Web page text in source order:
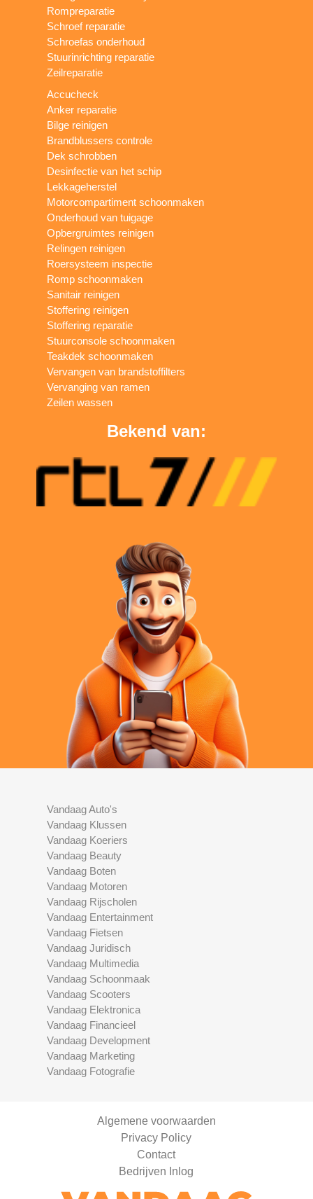
Rompreparatie
Schroef reparatie
Schroefas onderhoud
Stuurinrichting reparatie
Zeilreparatie
Accucheck
Anker reparatie
Bilge reinigen
Brandblussers controle
Dek schrobben
Desinfectie van het schip
Lekkageherstel
Motorcompartiment schoonmaken
Onderhoud van tuigage
Opbergruimtes reinigen
Relingen reinigen
Roersysteem inspectie
Romp schoonmaken
Sanitair reinigen
Stoffering reinigen
Stoffering reparatie
Stuurconsole schoonmaken
Teakdek schoonmaken
Vervangen van brandstoffilters
Vervanging van ramen
Zeilen wassen
Bekend van:
Vandaag Auto's
Vandaag Klussen
Vandaag Koeriers
Vandaag Beauty
Vandaag Boten
Vandaag Motoren
Vandaag Rijscholen
Vandaag Entertainment
Vandaag Fietsen
Vandaag Juridisch
Vandaag Multimedia
Vandaag Schoonmaak
Vandaag Scooters
Vandaag Elektronica
Vandaag Financieel
Vandaag Development
Vandaag Marketing
Vandaag Fotografie
Algemene voorwaarden
Privacy Policy
Contact
Bedrijven Inlog